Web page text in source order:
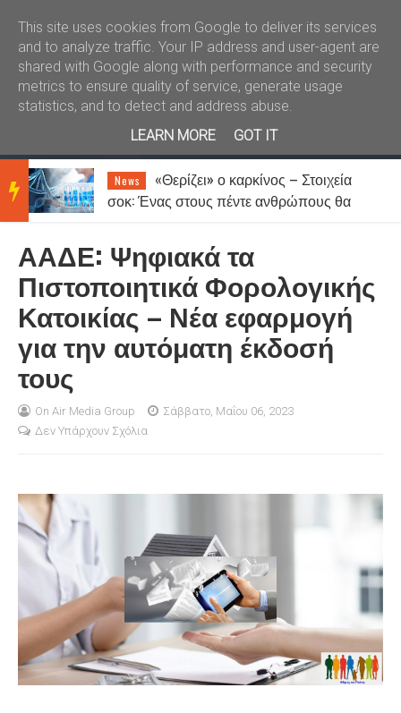
Καλώς ήλθατε Kral News
BRE
AKIN
NEW
News
«Θερίζει» ο καρκίνος – Στοιχεία
σοκ: Ένας στους πέντε ανθρώπους θα
ΑΑΔΕ: Ψηφιακά τα
Πιστοποιητικά Φορολογικής
Κατοικίας – Νέα εφαρμογή
για την αυτόματη έκδοσή
τους
On Air Media Group
Σάββατο, Μαΐου 06, 2023
Δεν Υπάρχουν Σχόλια
This site uses cookies from Google to deliver its services
and to analyze traffic. Your IP address and user-agent are
shared with Google along with performance and security
metrics to ensure quality of service, generate usage
statistics, and to detect and address abuse.
LEARN MORE
GOT IT